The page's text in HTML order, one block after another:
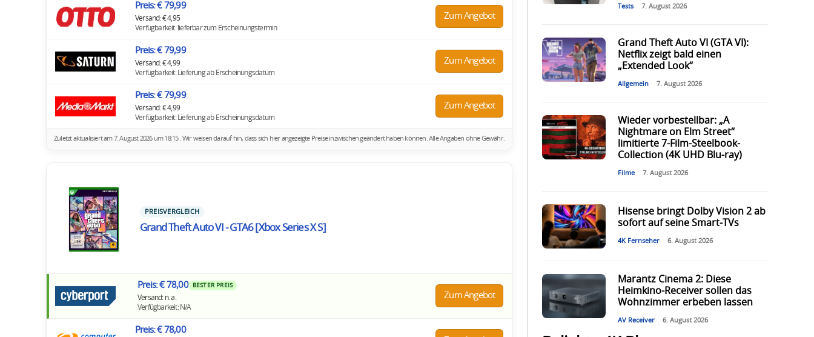
Preis: € 79,99
Versand: € 4,95
Verfügbarkeit: lieferbar zum Erscheinungstermin
Zum Angebot
Preis: € 79,99
Versand: € 4,99
Verfügbarkeit: Lieferung ab Erscheinungsdatum
Zum Angebot
Preis: € 79,99
Versand: € 4,99
Verfügbarkeit: Lieferung ab Erscheinungsdatum
Zum Angebot
Zuletzt aktualisiert am 7. August 2026 um 18:15 . Wir weisen darauf hin, dass sich hier angezeigte Preise inzwischen geändert haben können. Alle Angaben ohne Gewähr.
PREISVERGLEICH
Grand Theft Auto VI - GTA6 [Xbox Series X S]
Preis: € 78,00 BESTER PREIS
Versand: n. a.
Verfügbarkeit: N/A
Zum Angebot
Preis: € 78,00
Tests 7. August 2026
Grand Theft Auto VI (GTA VI):
Netflix zeigt bald einen
„Extended Look“
Allgemein 7. August 2026
Wieder vorbestellbar: „A
Nightmare on Elm Street“
limitierte 7-Film-Steelbook-
Collection (4K UHD Blu-ray)
Filme 7. August 2026
Hisense bringt Dolby Vision 2 ab
sofort auf seine Smart-TVs
4K Fernseher 6. August 2026
Marantz Cinema 2: Diese
Heimkino-Receiver sollen das
Wohnzimmer erbeben lassen
AV Receiver 6. August 2026